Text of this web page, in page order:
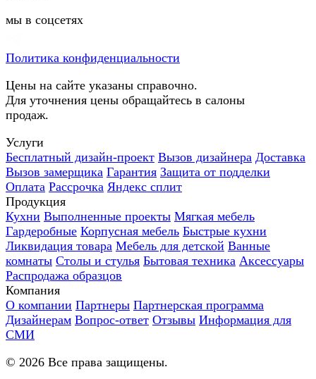
мы в соцсетях
Политика конфиденциальности
Цены на сайте указаны справочно.
Для уточнения цены обращайтесь в салоны
продаж.
Услуги
Бесплатный дизайн-проект Вызов дизайнера Доставка
Вызов замерщика Гарантия Защита от подделки
Оплата Рассрочка Яндекс сплит
Продукция
Кухни Выполненные проекты Мягкая мебель
Гардеробные Корпусная мебель Быстрые кухни
Ликвидация товара Мебель для детской Ванные
комнаты Столы и стулья Бытовая техника Аксессуары
Распродажа образцов
Компания
О компании Партнеры Партнерская программа
Дизайнерам Вопрос-ответ Отзывы Информация для
СМИ
© 2026 Все права защищены.